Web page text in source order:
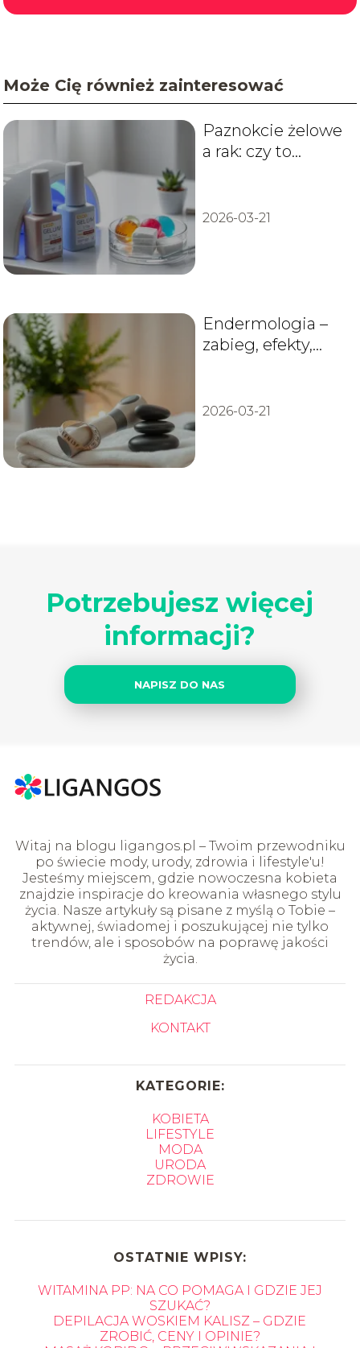
Może Cię również zainteresować
Paznokcie żelowe
a rak: czy to
2026-03-21
Endermologia –
zabieg, efekty,
2026-03-21
Potrzebujesz więcej
informacji?
NAPISZ DO NAS
Witaj na blogu ligangos.pl – Twoim przewodniku
po świecie mody, urody, zdrowia i lifestyle'u!
Jesteśmy miejscem, gdzie nowoczesna kobieta
znajdzie inspiracje do kreowania własnego stylu
życia. Nasze artykuły są pisane z myślą o Tobie –
aktywnej, świadomej i poszukującej nie tylko
trendów, ale i sposobów na poprawę jakości
życia.
REDAKCJA
KONTAKT
KATEGORIE:
KOBIETA
LIFESTYLE
MODA
URODA
ZDROWIE
OSTATNIE WPISY:
WITAMINA PP: NA CO POMAGA I GDZIE JEJ
SZUKAĆ?
DEPILACJA WOSKIEM KALISZ – GDZIE
ZROBIĆ, CENY I OPINIE?